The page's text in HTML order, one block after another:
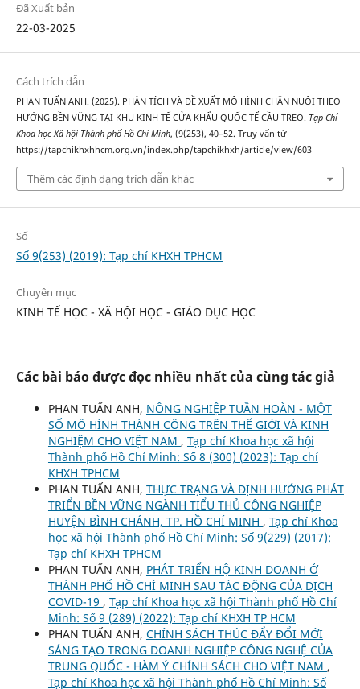
Đã Xuất bản
22-03-2025
Cách trích dẫn
PHAN TUẤN ANH. (2025). PHÂN TÍCH VÀ ĐỀ XUẤT MÔ HÌNH CHĂN NUÔI THEO
HƯỚNG BỀN VỮNG TẠI KHU KINH TẾ CỬA KHẨU QUỐC TẾ CẦU TREO. Tạp Chí
Khoa học Xã hội Thành phố Hồ Chí Minh, (9(253), 40–52. Truy vấn từ
https://tapchikhxhhcm.org.vn/index.php/tapchikhxh/article/view/603
Thêm các định dạng trích dẫn khác
Số
Số 9(253) (2019): Tạp chí KHXH TPHCM
Chuyên mục
KINH TẾ HỌC - XÃ HỘI HỌC - GIÁO DỤC HỌC
Các bài báo được đọc nhiều nhất của cùng tác giả
PHAN TUẤN ANH, NÔNG NGHIỆP TUẦN HOÀN - MỘT
SỐ MÔ HÌNH THÀNH CÔNG TRÊN THẾ GIỚI VÀ KINH
NGHIỆM CHO VIỆT NAM , Tạp chí Khoa học xã hội
Thành phố Hồ Chí Minh: Số 8 (300) (2023): Tạp chí
KHXH TPHCM
PHAN TUẤN ANH, THỰC TRẠNG VÀ ĐỊNH HƯỚNG PHÁT
TRIỂN BỀN VỮNG NGÀNH TIỂU THỦ CÔNG NGHIỆP
HUYỆN BÌNH CHÁNH, TP. HỒ CHÍ MINH , Tạp chí Khoa
học xã hội Thành phố Hồ Chí Minh: Số 9(229) (2017):
Tạp chí KHXH TPHCM
PHAN TUẤN ANH, PHÁT TRIỂN HỘ KINH DOANH Ở
THÀNH PHỐ HỒ CHÍ MINH SAU TÁC ĐỘNG CỦA DỊCH
COVID-19 , Tạp chí Khoa học xã hội Thành phố Hồ Chí
Minh: Số 9 (289) (2022): Tạp chí KHXH TP HCM
PHAN TUẤN ANH, CHÍNH SÁCH THÚC ĐẨY ĐỔI MỚI
SÁNG TẠO TRONG DOANH NGHIỆP CÔNG NGHỆ CỦA
TRUNG QUỐC - HÀM Ý CHÍNH SÁCH CHO VIỆT NAM ,
Tạp chí Khoa học xã hội Thành phố Hồ Chí Minh: Số